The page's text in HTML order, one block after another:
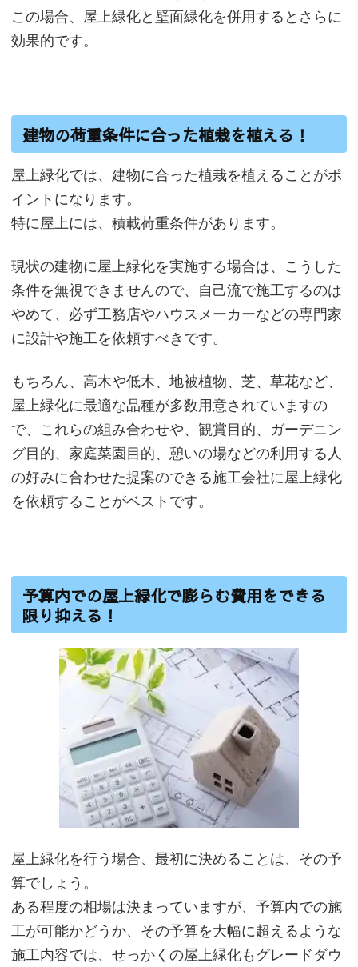
この場合、屋上緑化と壁面緑化を併用するとさらに
効果的です。
建物の荷重条件に合った植栽を植える！
屋上緑化では、建物に合った植栽を植えることがポ
イントになります。
特に屋上には、積載荷重条件があります。
現状の建物に屋上緑化を実施する場合は、こうした
条件を無視できませんので、自己流で施工するのは
やめて、必ず工務店やハウスメーカーなどの専門家
に設計や施工を依頼すべきです。
もちろん、高木や低木、地被植物、芝、草花など、
屋上緑化に最適な品種が多数用意されていますの
で、これらの組み合わせや、観賞目的、ガーデニン
グ目的、家庭菜園目的、憩いの場などの利用する人
の好みに合わせた提案のできる施工会社に屋上緑化
を依頼することがベストです。
予算内での屋上緑化で膨らむ費用をできる
限り抑える！
屋上緑化を行う場合、最初に決めることは、その予
算でしょう。
ある程度の相場は決まっていますが、予算内での施
工が可能かどうか、その予算を大幅に超えるような
施工内容では、せっかくの屋上緑化もグレードダウ